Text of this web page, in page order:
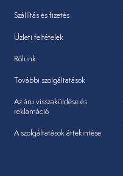
Szállítás és fizetés
Üzleti feltételek
Rólunk
További szolgáltatások
Az áru visszaküldése és
reklamáció
A szolgáltatások áttekintése